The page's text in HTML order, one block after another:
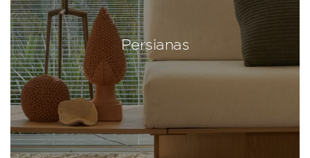
Persianas